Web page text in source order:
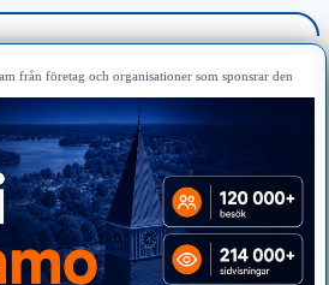
från företag och organisationer som sponsrar den